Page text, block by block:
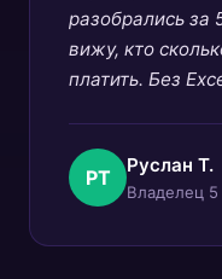
разобрались за
вижу, кто
платить. Без
РТ
Руслан Т.
Владелец